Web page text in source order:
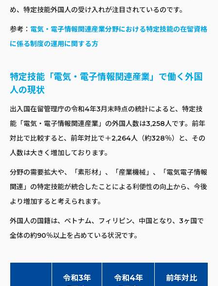
め、特定技能外国人の受け入れが注目されているのです。
参考： 電気・電子情報関連産業分野における特定技能の在留資格
に係る制度の運用に関する方
特定技能「電気・電子情報関連産業」で働く外国
人の現状
出入国在留管理庁の令和4年3月末時点の統計によると、特定技
能「電気・電子情報関連産業」の外国人数は3,258人です。前年
対比で比較すると、前年対比で＋2,264人（約328％）と、その
人数は大きく増加しております。
分野の需要拡大や、「素形材」、「産業機械」、「電気電子情報
関連」の特定技能が統合したことによる利便性の向上から、今後
より増加すると考えられます。
外国人の国籍は、ベトナム、フィリピン、中国となり、3ヶ国で
全体の約90％以上を占めている状況です。
令和3年
令和4年
前年対比